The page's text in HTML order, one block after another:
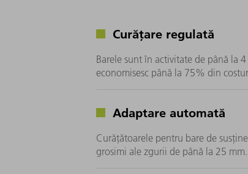
Curățare regulată
Barele sunt în activitate de până la
economisesc până la 75% din
Adaptare automată
Curățătoarele pentru bare de
grosimi ale zgurii de până la 25 mm.